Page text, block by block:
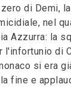
di Demi,
nel
Azzurra: la
l'infortunio di
si era
fine e